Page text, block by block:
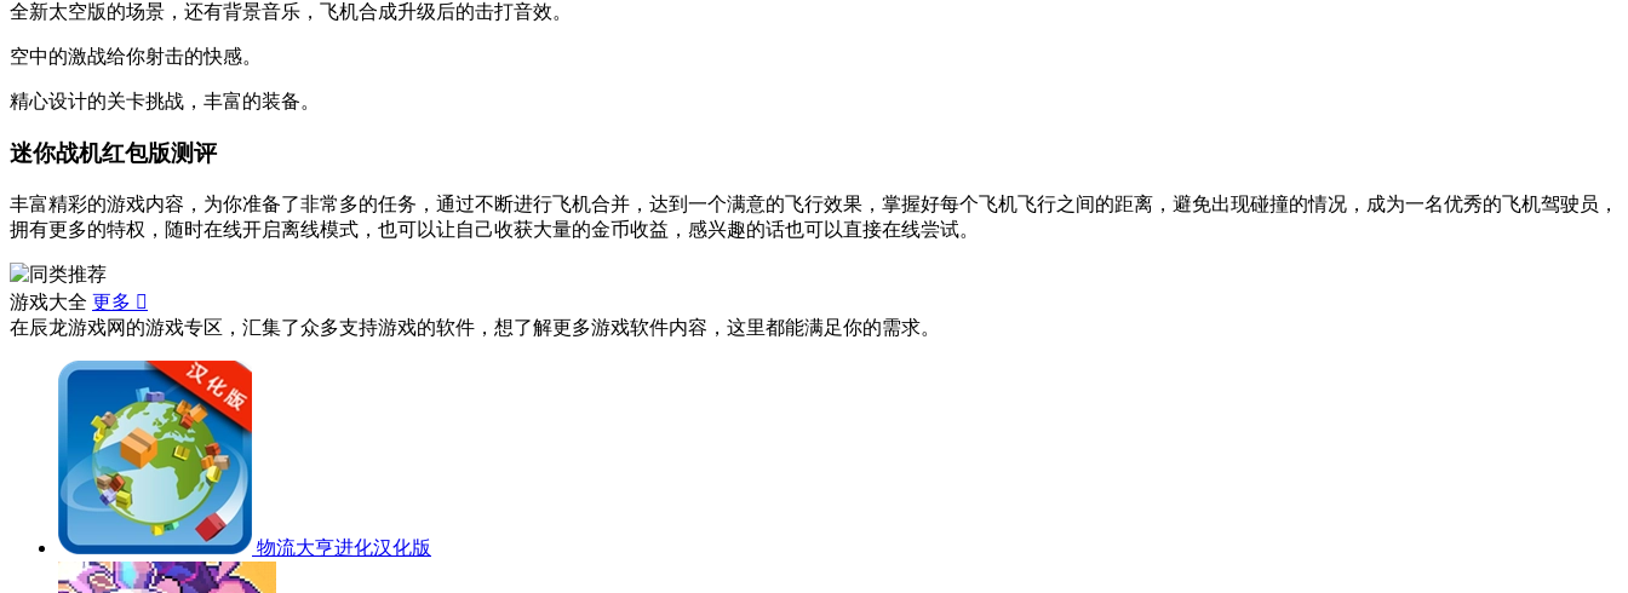
全新太空版的场景，还有背景音乐，飞机合成升级后的击打音效。
空中的激战给你射击的快感。
精心设计的关卡挑战，丰富的装备。
迷你战机红包版测评
丰富精彩的游戏内容，为你准备了非常多的任务，通过不断进行飞机合并，达到一个满意的飞行效果，掌握好每个飞机飞行之间的距离，避免出现碰撞的情况，成为一名优秀的飞机驾驶员，
拥有更多的特权，随时在线开启离线模式，也可以让自己收获大量的金币收益，感兴趣的话也可以直接在线尝试。
游戏大全 更多 
在辰龙游戏网的游戏专区，汇集了众多支持游戏的软件，想了解更多游戏软件内容，这里都能满足你的需求。
物流大亨进化汉化版